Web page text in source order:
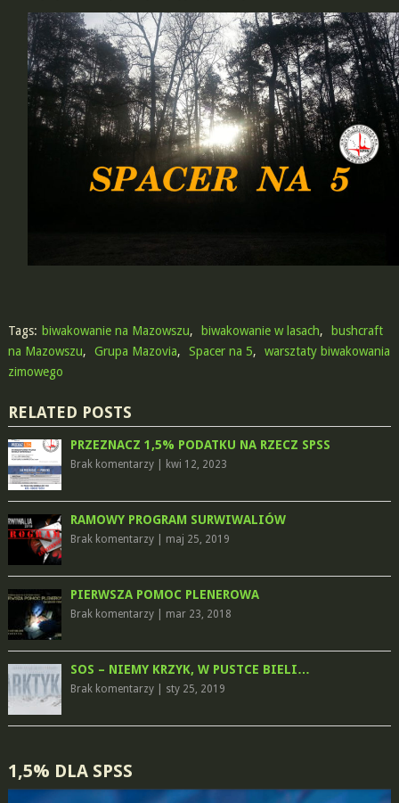
Tags: biwakowanie na Mazowszu, biwakowanie w lasach,
bushcraft
na Mazowszu, Grupa Mazovia, Spacer na 5,
warsztaty biwakowania
zimowego
RELATED POSTS
PRZEZNACZ 1,5% PODATKU NA RZECZ SPSS
Brak komentarzy| kwi 12, 2023
RAMOWY PROGRAM SURWIWALIÓW
Brak komentarzy| maj 25, 2019
PIERWSZA POMOC PLENEROWA
Brak komentarzy| mar 23, 2018
SOS – NIEMY KRZYK, W PUSTCE BIELI…
Brak komentarzy| sty 25, 2019
1,5% DLA SPSS